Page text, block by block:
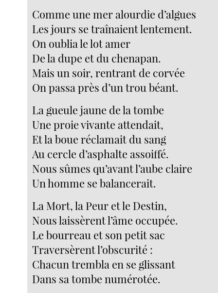
Comme une mer alourdie d’algues
Les jours se traînaient lentement.
On oublia le lot amer
De la dupe et du chenapan.
Mais un soir, rentrant de corvée
On passa près d’un trou béant.
La gueule jaune de la tombe
Une proie vivante attendait,
Et la boue réclamait du sang
Au cercle d’asphalte assoiffé.
Nous sûmes qu’avant l’aube claire
Un homme se balancerait.
La Mort, la Peur et le Destin,
Nous laissèrent l’âme occupée.
Le bourreau et son petit sac
Traversèrent l’obscurité :
Chacun trembla en se glissant
Dans sa tombe numérotée.